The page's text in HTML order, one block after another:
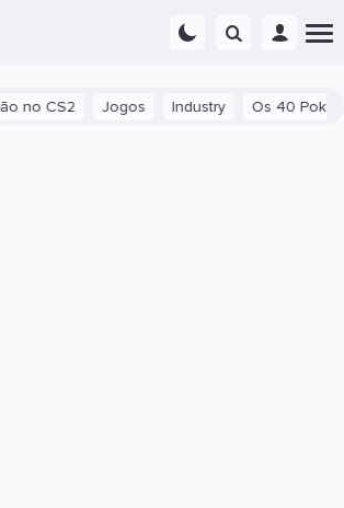
Jogos Industry Os 40 Pokémon mais